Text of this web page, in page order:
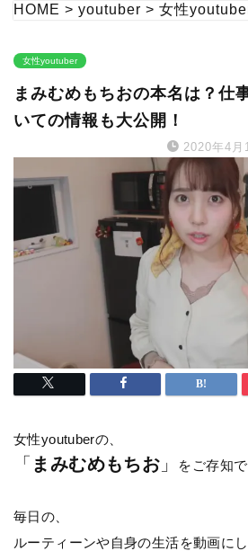
HOME > youtuber > 女性
女性youtuber
まみむめもちおの本名は？仕
いての情報も大公開！
2020年4月
女性youtuberの、
「 まみむめもちお 」 をご存知
毎日の、
ルーティーンや自身の生活を動画にし